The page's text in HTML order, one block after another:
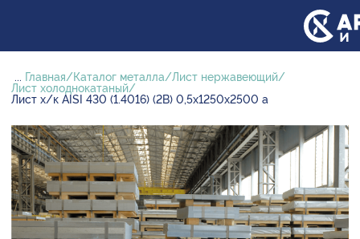
... Главная Каталог металла
Лист нержавеющий
Лист холоднокатаный
Лист х/к AISI 430 (1.4016) (2B) 0,5х1250х2500 а